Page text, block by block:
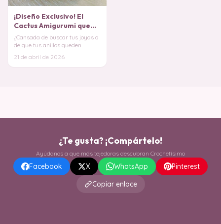
¡Diseño Exclusivo! El
Cactus Amigurumi que
Mantiene tus Anillos a
Salvo
¿Cansada de buscar tus joyas o
de que tus anillos queden
¡Descubre la
21 de abril de 2026
¿Te gusta? ¡Compártelo!
Ayúdanos a que más tejedoras descubran Crochetísimo
Facebook X WhatsApp
Pinterest
Copiar enlace